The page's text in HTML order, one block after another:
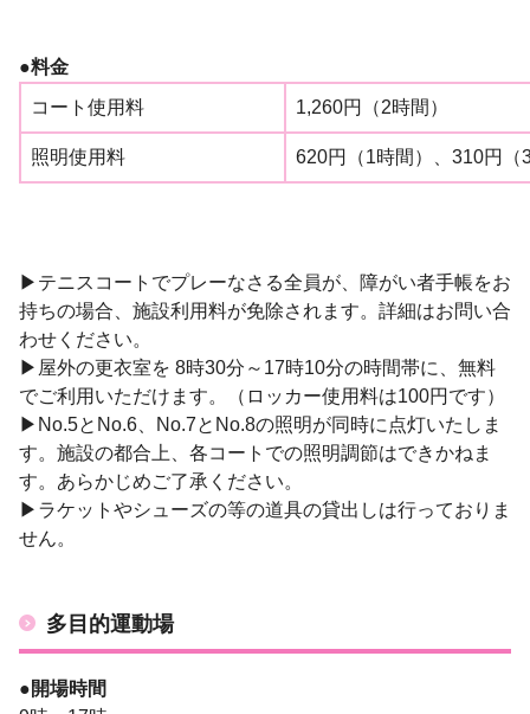
●料金
コート使用料
1,260円（2時間）
照明使用料 620円（1時間）、310円（
▶テニスコートでプレーなさる全員が、障がい者手帳をお
持ちの場合、施設利用料が免除されます。詳細はお問い合
わせください。
▶屋外の更衣室を 8時30分～17時10分の時間帯に、無料
でご利用いただけます。（ロッカー使用料は100円です）
▶No.5とNo.6、No.7とNo.8の照明が同時に点灯いたしま
す。施設の都合上、各コートでの照明調節はできかねま
す。あらかじめご了承ください。
▶ラケットやシューズの等の道具の貸出しは行っておりま
せん。
多目的運動場
●開場時間